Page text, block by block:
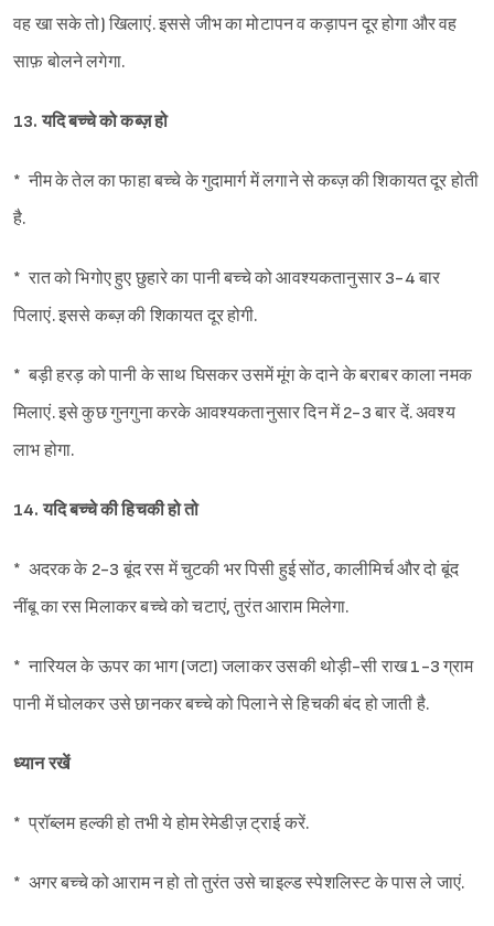
वह खा सके तो) खिलाएं. इससे जीभ का मोटापन व कड़ापन दूर होगा और वह
साफ़ बोलने लगेगा.
13. यदि बच्चे को कब्ज़ हो
* नीम के तेल का फाहा बच्चे के गुदामार्ग में लगाने से कब्ज़ की शिकायत दूर होती
है.
* रात को भिगोए हुए छुहारे का पानी बच्चे को आवश्यकतानुसार 3-4 बार
पिलाएं. इससे कब्ज़ की शिकायत दूर होगी.
* बड़ी हरड़ को पानी के साथ घिसकर उसमें मूंग के दाने के बराबर काला नमक
मिलाएं. इसे कुछ गुनगुना करके आवश्यकतानुसार दिन में 2-3 बार दें. अवश्य
लाभ होगा.
14. यदि बच्चे की हिचकी हो तो
* अदरक के 2-3 बूंद रस में चुटकी भर पिसी हुई सोंठ, कालीमिर्च और दो बूंद
नींबू का रस मिलाकर बच्चे को चटाएं, तुरंत आराम मिलेगा.
* नारियल के ऊपर का भाग (जटा) जलाकर उसकी थोड़ी-सी राख 1-3 ग्राम
पानी में घोलकर उसे छानकर बच्चे को पिलाने से हिचकी बंद हो जाती है.
ध्यान रखें
* प्रॉब्लम हल्की हो तभी ये होम रेमेडीज़ ट्राई करें.
* अगर बच्चे को आराम न हो तो तुरंत उसे चाइल्ड स्पेशलिस्ट के पास ले जाएं.